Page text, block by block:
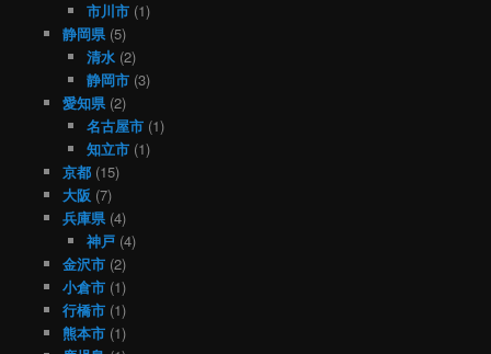
市川市 (1)
静岡県(5)
清水 (2)
静岡市 (3)
愛知県(2)
名古屋市 (1)
知立市 (1)
京都(15)
大阪 (7)
兵庫県(4)
神戸 (4)
金沢市(2)
小倉市(1)
行橋市(1)
熊本市(1)